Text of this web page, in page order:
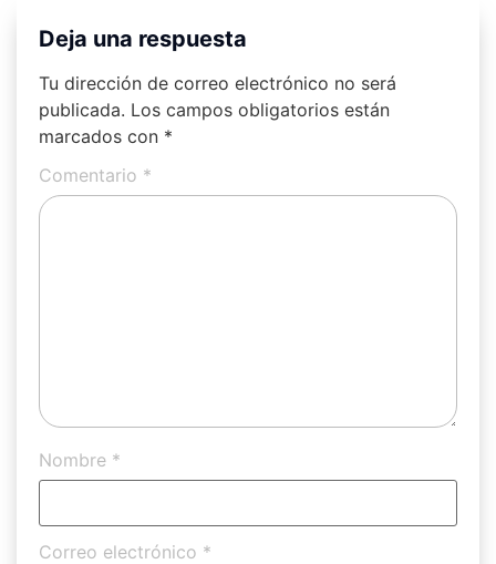
Deja una respuesta
Tu dirección de correo electrónico no será
publicada. Los campos obligatorios están
marcados con *
Comentario *
Nombre *
Correo electrónico *